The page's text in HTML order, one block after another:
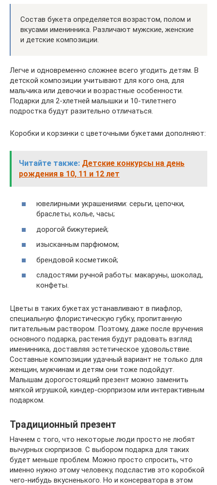
Состав букета определяется возрастом, полом и
вкусами именинника. Различают мужские, женские
и детские композиции.
Легче и одновременно сложнее всего угодить детям. В
детской композиции учитывают для кого она, для
мальчика или девочки и возрастные особенности.
Подарки для 2-хлетней малышки и 10-тилетнего
подростка будут разительно отличаться.
Коробки и корзинки с цветочными букетами дополняют:
Читайте также: Детские конкурсы на день
рождения в 10, 11 и 12 лет
ювелирными украшениями: серьги, цепочки,
браслеты, колье, часы;
дорогой бижутерией;
изысканным парфюмом;
брендовой косметикой;
сладостями ручной работы: макаруны, шоколад,
конфеты.
Цветы в таких букетах устанавливают в пиафлор,
специальную флористическую губку, пропитанную
питательным раствором. Поэтому, даже после вручения
основного подарка, растения будут радовать взгляд
именинника, доставляя эстетическое удовольствие.
Составные композиции удачный вариант не только для
женщин, мужчинам и детям они тоже подойдут.
Малышам дорогостоящий презент можно заменить
мягкой игрушкой, киндер-сюрпризом или интерактивным
подарком.
Традиционный презент
Начнем с того, что некоторые люди просто не любят
вычурных сюрпризов. С выбором подарка для таких
будет меньше проблем. Можно просто спросить, что
именно нужно этому человеку, подсластив это коробкой
чего-нибудь вкусненького. Но и консерватора в этом